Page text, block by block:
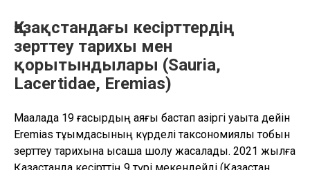
Қазақстандағы кесірттердің
зерттеу тарихы мен
қорытындылары (Sauria,
Lacertidae, Eremias)
Мақалада 19 ғасырдың аяғы бастап қазіргі уақытқа дейін
Eremias тұқымдасының күрделі таксономиялық тобын
зерттеу тарихына қысқаша шолу жасалады. 2021 жылға